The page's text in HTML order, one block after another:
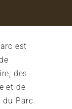
est
des
et de
du Parc.